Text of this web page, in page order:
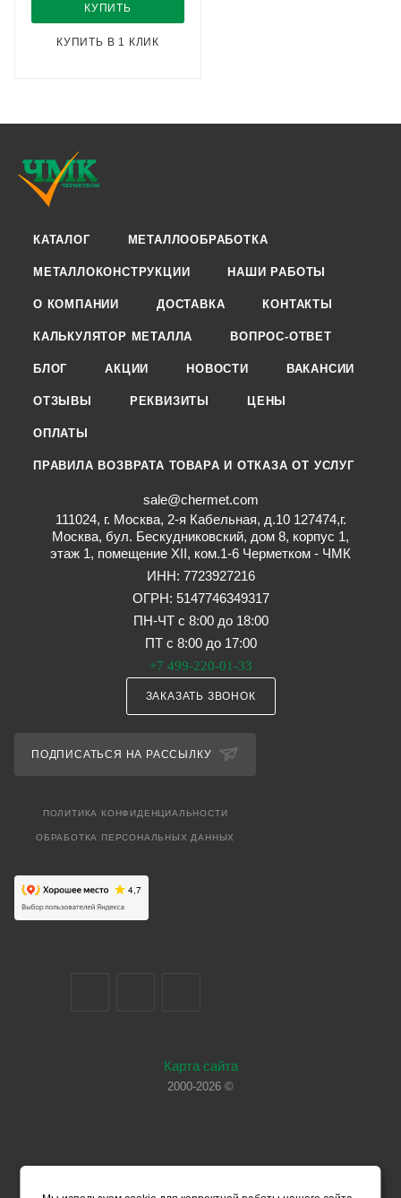
КУПИТЬ
КУПИТЬ В 1 КЛИК
КАТАЛОГ МЕТАЛЛООБРАБОТКА
МЕТАЛЛОКОНСТРУКЦИИ НАШИ РАБОТЫ
О КОМПАНИИ ДОСТАВКА КОНТАКТЫ
КАЛЬКУЛЯТОР МЕТАЛЛА ВОПРОС-ОТВЕТ
БЛОГ АКЦИИ НОВОСТИ ВАКАНСИИ
ОТЗЫВЫ РЕКВИЗИТЫ ЦЕНЫ
ОПЛАТЫ
ПРАВИЛА ВОЗВРАТА ТОВАРА И ОТКАЗА ОТ УСЛУГ
sale@chermet.com
111024, г. Москва, 2-я Кабельная, д.10 127474,г.
Москва, бул. Бескудниковский, дом 8, корпус 1,
этаж 1, помещение XII, ком.1-6 Черметком - ЧМК
ИНН: 7723927216
ОГРН: 5147746349317
ПН-ЧТ с 8:00 до 18:00
ПТ с 8:00 до 17:00
+7 499-220-01-33
ЗАКАЗАТЬ ЗВОНОК
ПОДПИСАТЬСЯ НА РАССЫЛКУ
ПОЛИТИКА КОНФИДЕНЦИАЛЬНОСТИ
ОБРАБОТКА ПЕРСОНАЛЬНЫХ ДАННЫХ
Карта сайта
2000-2026 ©